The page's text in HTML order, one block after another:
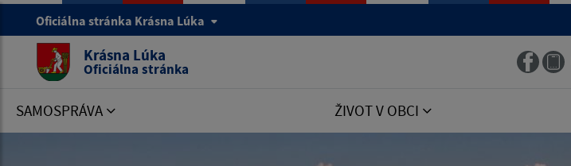
Oficiálna stránka Krásna Lúka
Krásna Lúka
Oficiálna stránka
SAMOSPRÁVA ŽIVOT V OBCI